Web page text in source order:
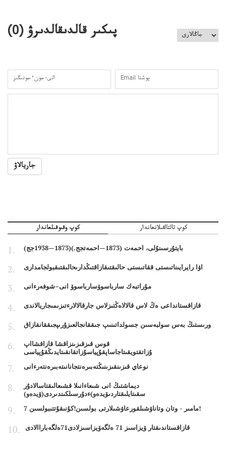
پىكىر قالدىقالدىرۋ (0
)
جاريالاۋ
كوپ وقىوقىلعاندار كوپ تالتالقىلانعاندار
بايتۇرسىنۇلى، احمەت (1873—احمەتجج.)(1873—1938جج)
اۋا رايرايىناتىستى ققاتىستى حالىقتىقازاقتىڭدارىحالىقتىقبولجامدارى
مۇراتبەك سارباسوۆسارباسوۆ انى–شوفەرءانى
قازاقستانداعى ەڭ لاس قالالاەڭتىزلاس جارقالالارءتىزىمىجاريالاندى
ورىستىڭ بەس سولبەسىن جسولداتىنىپ جىققانجالعىزۇرىپجىققانقازاق
قوس قىزقىزىنزاقشا قازاقشااپ
ۇزاتقتويقىتاجاساپقۇپياسۇزاتقانقىتايدىڭقۇپياسى
نوعاي قىزىنقىزىنىڭتەبىرەنتجانانىتەبىرەنتەرءانى
ديماشتىڭ انى شىعاءانىلا قشىعالىقتاسالادۇر
سقىتايلىقتاردىۆيدەو)ءدۇرسىلكىندىردى(ۆيدەو)
7 مامىر - وتان وتاناۋشىلقورعاۋشىلارتى بولسىن!كۇنىقۇتتىبولسىن!
قازاقستاندىقتار ۆيزاسىز 71 ەلگەۆيزاسىزلادى71ەلگەباراالادى